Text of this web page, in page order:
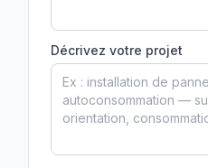
Décrivez votre projet